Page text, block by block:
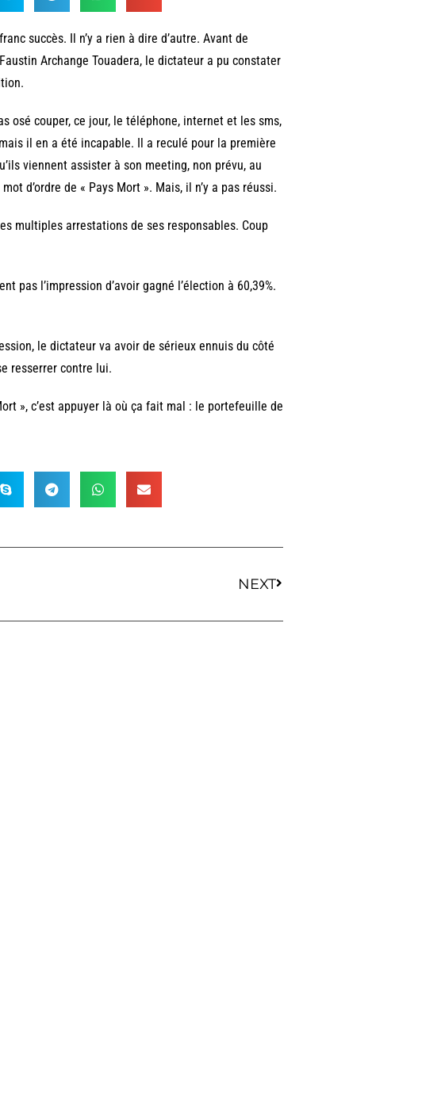
succès. Il n’y a rien à dire d’autre. Avant de
Archange Touadera, le dictateur a pu constater
osé couper, ce jour, le téléphone, internet et les sms,
il en a été incapable. Il a reculé pour la première
viennent assister à son meeting, non prévu, au
d’ordre de « Pays Mort ». Mais, il n’y a pas réussi.
multiples arrestations de ses responsables. Coup
pas l’impression d’avoir gagné l’élection à 60,39%.
le dictateur va avoir de sérieux ennuis du côté
resserrer contre lui.
», c’est appuyer là où ça fait mal : le portefeuille de
NEXT